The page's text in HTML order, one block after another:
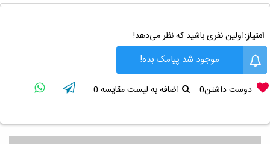
امتیاز:اولین نفری باشید که نظر می‌دهد!
موجود شد پیامک بده!
دوست داشتن0 اضافه به لیست مقایسه 0